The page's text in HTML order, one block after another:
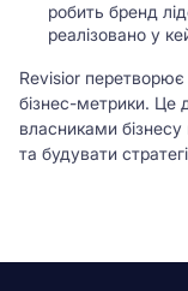
робить бренд
реалізовано у
Revisior перетворює
бізнес-метрики. Це
власниками
та будувати